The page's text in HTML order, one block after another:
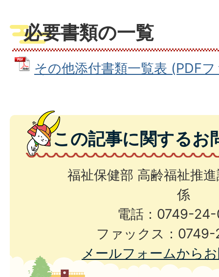
必要書類の一覧
その他添付書類一覧表 (PDF
この記事に関するお
福祉保健部 高齢福祉推
係
電話：0749-
ファックス：
メールフォームから